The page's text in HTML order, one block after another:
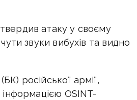
атаку у своєму
звуки вибухів та видно
російської армії,
OSINT-